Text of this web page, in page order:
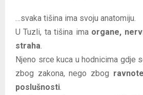
…svaka tišina ima svoju anatomiju.
U Tuzli, ta tišina ima organe,
straha
Njeno srce kuca u hodnicima gdje
zbog zakona, nego zbog
poslušnosti